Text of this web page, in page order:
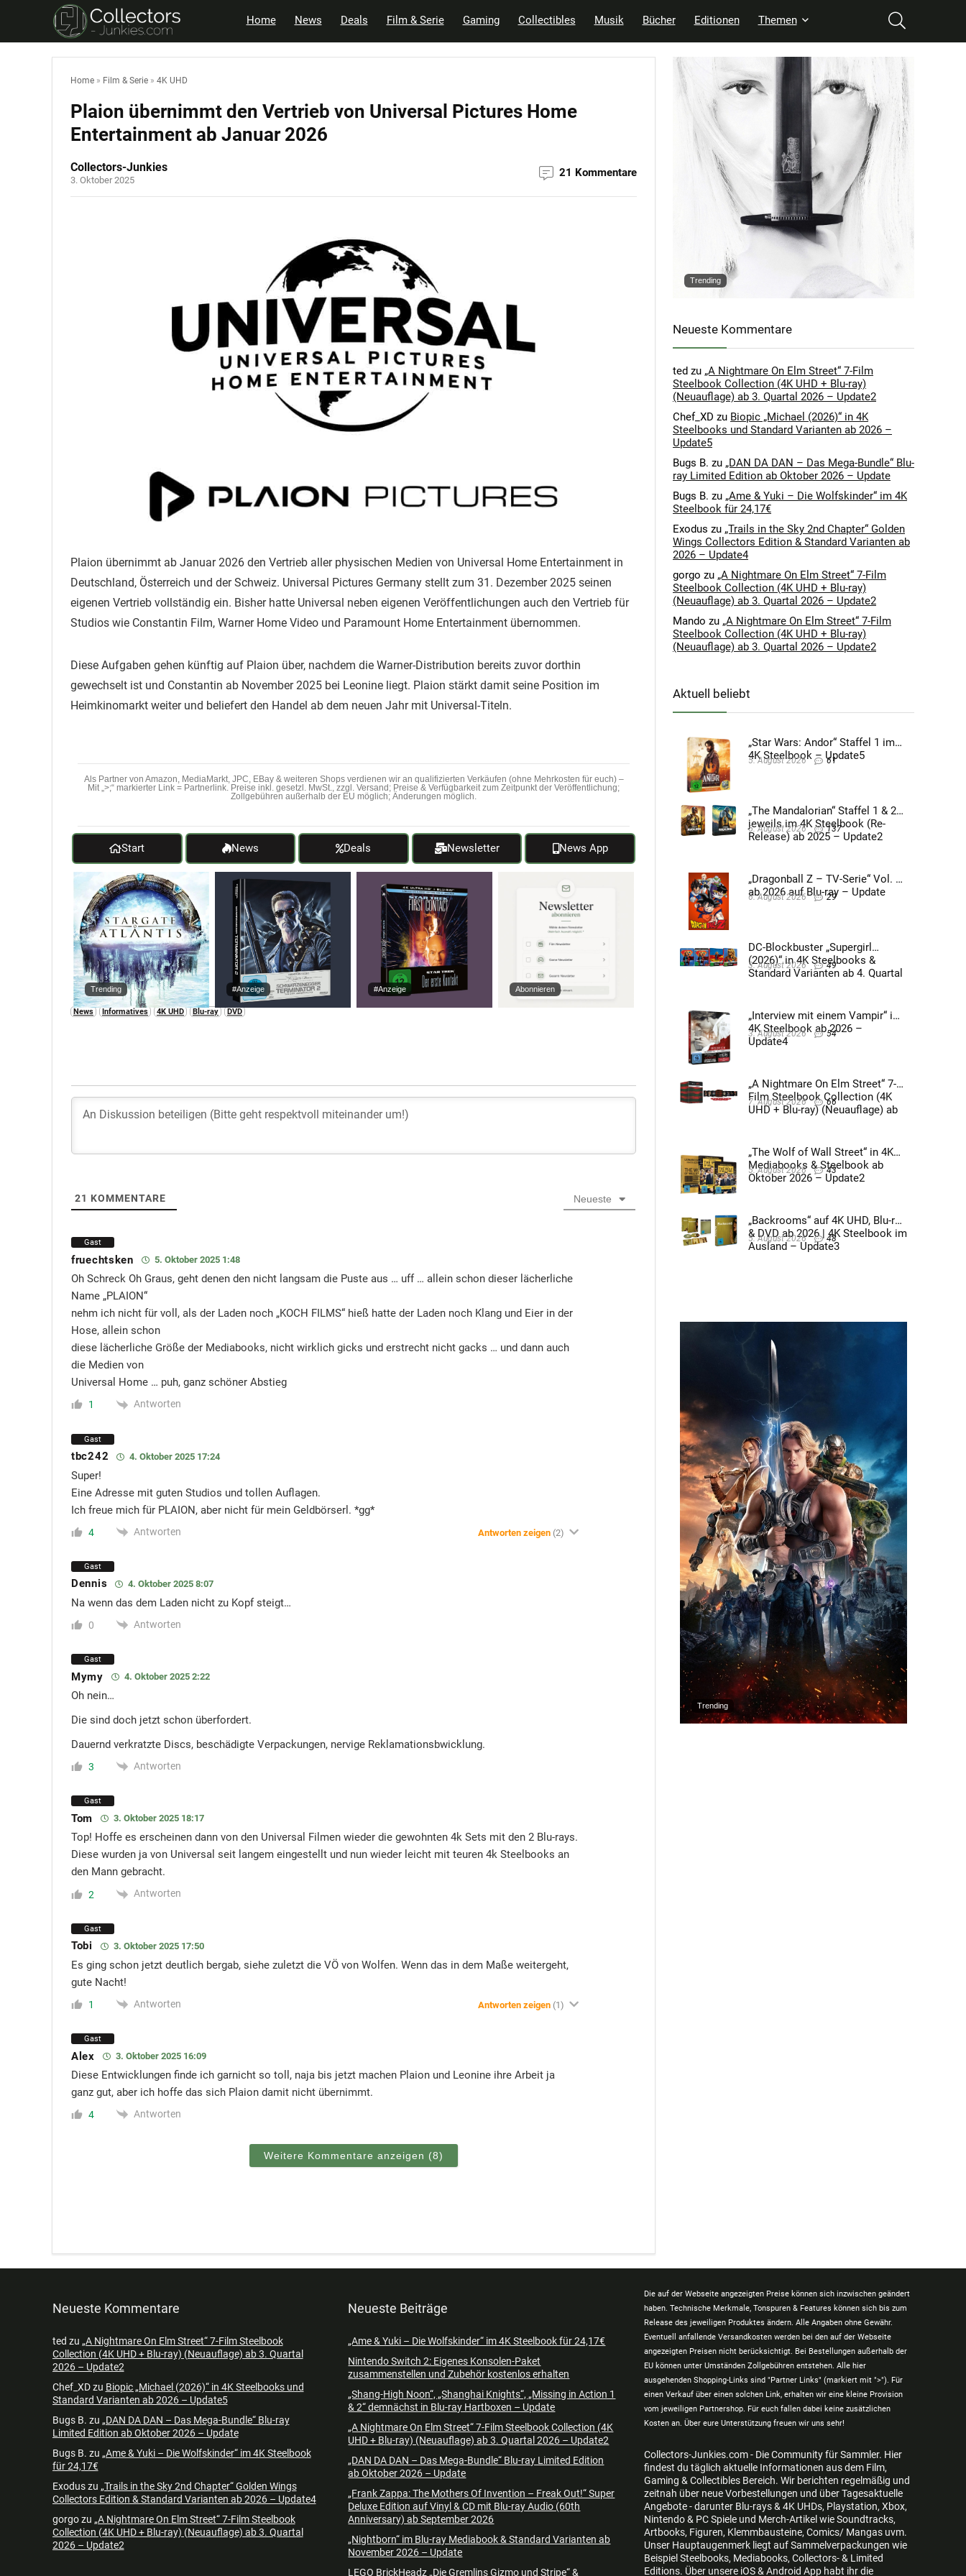
Home News Deals Film & Serie Gaming Collectibles Musik Bücher Editionen Themen
Home » Film & Serie » 4K UHD
Plaion übernimmt den Vertrieb von Universal Pictures Home
Entertainment ab Januar 2026
Collectors-Junkies
3. Oktober 2025
21 Kommentare
Plaion übernimmt ab Januar 2026 den Vertrieb aller physischen Medien von Universal Home Entertainment in
Deutschland, Österreich und der Schweiz. Universal Pictures Germany stellt zum 31. Dezember 2025 seinen
eigenen Vertrieb vollständig ein. Bisher hatte Universal neben eigenen Veröffentlichungen auch den Vertrieb für
Studios wie Constantin Film, Warner Home Video und Paramount Home Entertainment übernommen.
Diese Aufgaben gehen künftig auf Plaion über, nachdem die Warner-Distribution bereits zuvor dorthin
gewechselt ist und Constantin ab November 2025 bei Leonine liegt. Plaion stärkt damit seine Position im
Heimkinomarkt weiter und beliefert den Handel ab dem neuen Jahr mit Universal-Titeln.
Als Partner von Amazon, MediaMarkt, JPC, EBay & weiteren Shops verdienen wir an qualifizierten Verkäufen (ohne Mehrkosten für euch) –
Mit „>;“ markierter Link = Partnerlink. Preise inkl. gesetzl. MwSt., zzgl. Versand; Preise & Verfügbarkeit zum Zeitpunkt der Veröffentlichung;
Zollgebühren außerhalb der EU möglich; Änderungen möglich.
Start News Deals Newsletter News App
Trending #Anzeige #Anzeige Abonnieren
News Informatives 4K UHD Blu-ray DVD
21 KOMMENTARE Neueste
Gast
fruechtsken 5. Oktober 2025 1:48
Oh Schreck Oh Graus, geht denen den nicht langsam die Puste aus … uff … allein schon dieser lächerliche
Name „PLAION“
nehm ich nicht für voll, als der Laden noch „KOCH FILMS“ hieß hatte der Laden noch Klang und Eier in der
Hose, allein schon
diese lächerliche Größe der Mediabooks, nicht wirklich gicks und erstrecht nicht gacks … und dann auch
die Medien von
Universal Home … puh, ganz schöner Abstieg
1 Antworten
Gast
tbc242 4. Oktober 2025 17:24
Super!
Eine Adresse mit guten Studios und tollen Auflagen.
Ich freue mich für PLAION, aber nicht für mein Geldbörserl. *gg*
4 Antworten Antworten zeigen (2)
Gast
Dennis 4. Oktober 2025 8:07
Na wenn das dem Laden nicht zu Kopf steigt…
0 Antworten
Gast
Mymy 4. Oktober 2025 2:22
Oh nein…
Die sind doch jetzt schon überfordert.
Dauernd verkratzte Discs, beschädigte Verpackungen, nervige Reklamationsbwicklung.
3 Antworten
Gast
Tom 3. Oktober 2025 18:17
Top! Hoffe es erscheinen dann von den Universal Filmen wieder die gewohnten 4k Sets mit den 2 Blu-rays.
Diese wurden ja von Universal seit langem eingestellt und nun wieder leicht mit teuren 4k Steelbooks an
den Mann gebracht.
2 Antworten
Gast
Tobi 3. Oktober 2025 17:50
Es ging schon jetzt deutlich bergab, siehe zuletzt die VÖ von Wolfen. Wenn das in dem Maße weitergeht,
gute Nacht!
1 Antworten Antworten zeigen (1)
Gast
Alex 3. Oktober 2025 16:09
Diese Entwicklungen finde ich garnicht so toll, naja bis jetzt machen Plaion und Leonine ihre Arbeit ja
ganz gut, aber ich hoffe das sich Plaion damit nicht übernimmt.
4 Antworten
Weitere Kommentare anzeigen (8)
Trending
Neueste Kommentare
ted zu „A Nightmare On Elm Street“ 7-Film
Steelbook Collection (4K UHD + Blu-ray)
(Neuauflage) ab 3. Quartal 2026 – Update2
Chef_XD zu Biopic „Michael (2026)“ in 4K
Steelbooks und Standard Varianten ab 2026 –
Update5
Bugs B. zu „DAN DA DAN – Das Mega-Bundle“ Blu-
ray Limited Edition ab Oktober 2026 – Update
Bugs B. zu „Ame & Yuki – Die Wolfskinder“ im 4K
Steelbook für 24,17€
Exodus zu „Trails in the Sky 2nd Chapter“ Golden
Wings Collectors Edition & Standard Varianten ab
2026 – Update4
gorgo zu „A Nightmare On Elm Street“ 7-Film
Steelbook Collection (4K UHD + Blu-ray)
(Neuauflage) ab 3. Quartal 2026 – Update2
Mando zu „A Nightmare On Elm Street“ 7-Film
Steelbook Collection (4K UHD + Blu-ray)
(Neuauflage) ab 3. Quartal 2026 – Update2
Aktuell beliebt
„Star Wars: Andor“ Staffel 1 im
4K Steelbook – Update5
5. August 2026 61
„The Mandalorian“ Staffel 1 & 2
jeweils im 4K Steelbook (Re-
Release) ab 2025 – Update2
5. August 2026 137
„Dragonball Z – TV-Serie“ Vol. 4
ab 2026 auf Blu-ray – Update
6. August 2026 29
DC-Blockbuster „Supergirl
(2026)“ in 4K Steelbooks &
Standard Varianten ab 4. Quartal
3. August 2026 49
„Interview mit einem Vampir“ im
4K Steelbook ab 2026 –
Update4
3. August 2026 54
„A Nightmare On Elm Street“ 7-
Film Steelbook Collection (4K
UHD + Blu-ray) (Neuauflage) ab
7. August 2026 66
„The Wolf of Wall Street“ in 4K
Mediabooks & Steelbook ab
Oktober 2026 – Update2
5. August 2026 43
„Backrooms“ auf 4K UHD, Blu-ray
& DVD ab 2026 | 4K Steelbook im
Ausland – Update3
5. August 2026 48
Trending
Neueste Kommentare
ted zu „A Nightmare On Elm Street“ 7-Film Steelbook
Collection (4K UHD + Blu-ray) (Neuauflage) ab 3. Quartal
2026 – Update2
Chef_XDzu Biopic „Michael (2026)“ in 4K Steelbooks und
Standard Varianten ab 2026 – Update5
Bugs B. zu „DAN DA DAN – Das Mega-Bundle“ Blu-ray
Limited Edition ab Oktober 2026 – Update
Bugs B. zu „Ame & Yuki – Die Wolfskinder“ im 4K Steelbook
für 24,17€
Exoduszu „Trails in the Sky 2nd Chapter“ Golden Wings
Collectors Edition & Standard Varianten ab 2026 – Update4
gorgozu „A Nightmare On Elm Street“ 7-Film Steelbook
Collection (4K UHD + Blu-ray) (Neuauflage) ab 3. Quartal
2026 – Update2
Neueste Beiträge
„Ame & Yuki – Die Wolfskinder“ im 4K Steelbook für 24,17€
Nintendo Switch 2: Eigenes Konsolen-Paket
zusammenstellen und Zubehör kostenlos erhalten
„Shang-High Noon“, „Shanghai Knights“, „Missing in Action 1
& 2“ demnächst in Blu-ray Hartboxen – Update
„A Nightmare On Elm Street“ 7-Film Steelbook Collection (4K
UHD + Blu-ray) (Neuauflage) ab 3. Quartal 2026 – Update2
„DAN DA DAN – Das Mega-Bundle“ Blu-ray Limited Edition
ab Oktober 2026 – Update
„Frank Zappa: The Mothers Of Invention – Freak Out!“ Super
Deluxe Edition auf Vinyl & CD mit Blu-ray Audio (60th
Anniversary) ab September 2026
„Nightborn“ im Blu-ray Mediabook & Standard Varianten ab
November 2026 – Update
LEGO BrickHeadz „Die Gremlins Gizmo und Stripe“ &
Die auf der Webseite angezeigten Preise können sich inzwischen geändert
haben. Technische Merkmale, Tonspuren & Features können sich bis zum
Release des jeweiligen Produktes ändern. Alle Angaben ohne Gewähr.
Eventuell anfallende Versandkosten werden bei den auf der Webseite
angezeigten Preisen nicht berücksichtigt. Bei Bestellungen außerhalb der
EU können unter Umständen Zollgebühren entstehen. Alle hier
ausgehenden Shopping-Links sind "Partner Links" (markiert mit ">"). Für
einen Verkauf über einen solchen Link, erhalten wir eine kleine Provision
vom jeweiligen Partnershop. Für euch fallen dabei keine zusätzlichen
Kosten an. Über eure Unterstützung freuen wir uns sehr!
Collectors-Junkies.com - Die Community für Sammler. Hier
findest du täglich aktuelle Informationen aus dem Film,
Gaming & Collectibles Bereich. Wir berichten regelmäßig und
zeitnah über neue Vorbestellungen und über Tagesaktuelle
Angebote - darunter Blu-rays & 4K UHDs, Playstation, Xbox,
Nintendo & PC Spiele und Merch-Artikel wie Soundtracks,
Artbooks, Figuren, Klemmbausteine, Comics/ Mangas uvm.
Unser Hauptaugenmerk liegt auf Sammelverpackungen wie
Beispiel Steelbooks, Mediabooks, Collectors- & Limited
Editions. Über unsere iOS & Android App habt ihr die